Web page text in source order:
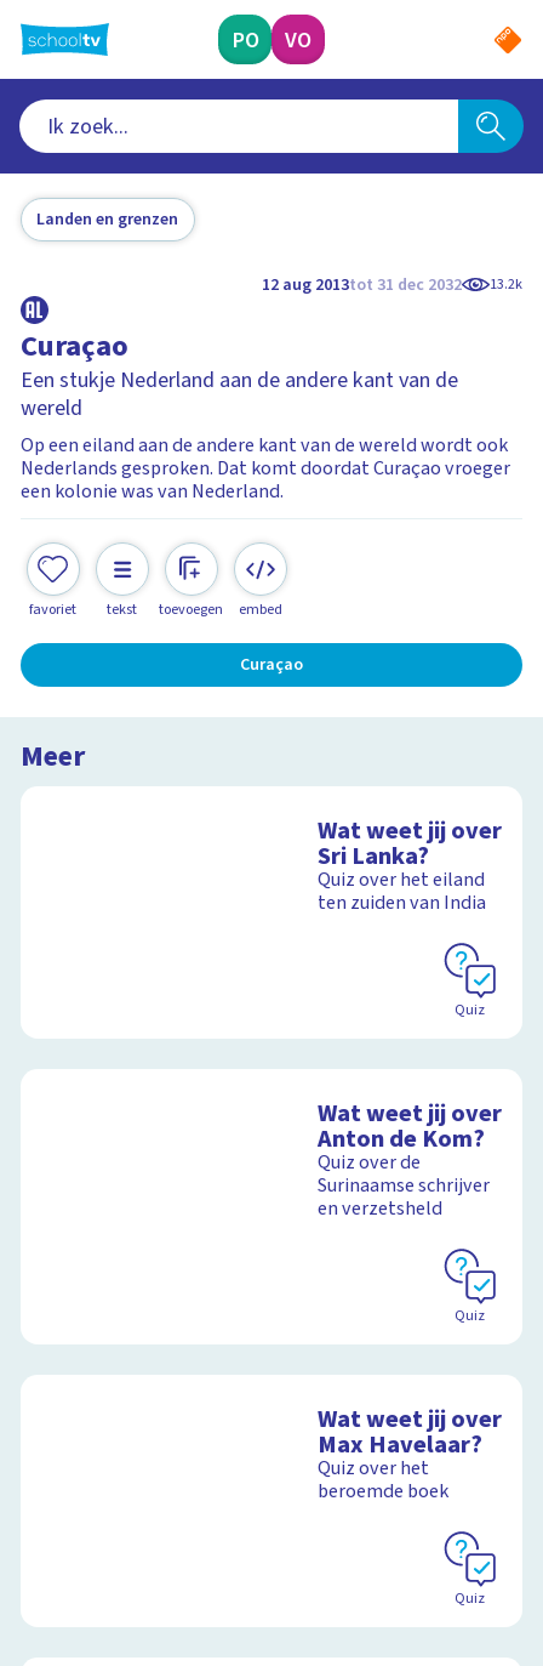
naar
hoofdinhoud
PO VO
Landen en grenzen
12 aug 2013tot 31 dec 2032 13.2k
Curaçao
Een stukje Nederland aan de andere kant van de
wereld
Op een eiland aan de andere kant van de wereld wordt ook
Nederlands gesproken. Dat komt doordat Curaçao vroeger
een kolonie was van Nederland.
favoriet tekst toevoegen embed
Curaçao
Meer
Wat weet jij over
Sri Lanka?
Quiz over het eiland
ten zuiden van India
Quiz
Wat weet jij over
Anton de Kom?
Quiz over de
Surinaamse schrijver
en verzetsheld
Quiz
Wat weet jij over
Max Havelaar?
Quiz over het
beroemde boek
Quiz